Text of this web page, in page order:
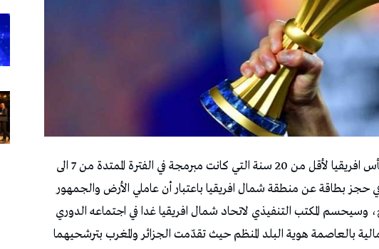
اعتذرت تونس عن تنظيم تصفيات كأس افريقيا لأقل من 20 سنة التي كانت مبرمجة في الفترة الممتدة من 7 الى
حجز بطاقة عن منطقة شمال افريقيا باعتبار أن عاملي الأرض والجمهور
وسيحسم المكتب التنفيذي لاتحاد شمال افريقيا غدا في اجتماعه الدوري
بالعاصمة هوية البلد المنظم حيث تقدّمت الجزائر والمغرب بترشحيهما